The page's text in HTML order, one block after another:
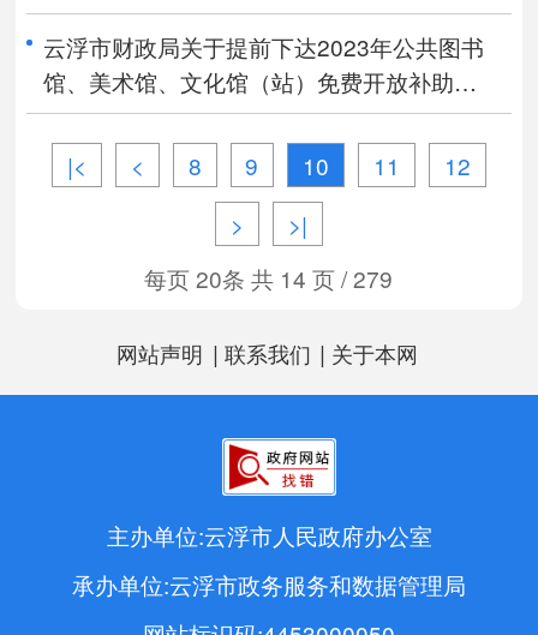
云浮市财政局关于提前下达2023年公共图书
馆、美术馆、文化馆（站）免费开放补助资
金的通知
|<
< 8 9 10 11
12
>
>|
每页 20条 共 14 页 / 279
网站声明 | 联系我们 | 关于本网
主办单位:云浮市人民政府办公室
承办单位:云浮市政务服务和数据管理局